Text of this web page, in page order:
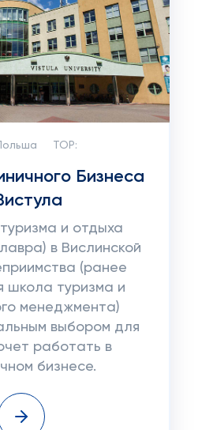
TOP:
Бизнеса
и отдыха
в Вислинской
(ранее
школа туризма и
менеджмента)
выбором для
работать в
бизнесе.